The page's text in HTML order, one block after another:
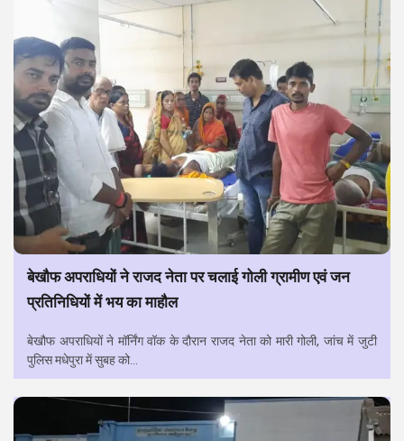
बेखौफ अपराधियों ने राजद नेता पर चलाई गोली ग्रामीण एवं जन
प्रतिनिधियों में भय का माहौल
बेखौफ अपराधियों ने मॉर्निंग वॉक के दौरान राजद नेता को मारी गोली, जांच में जुटी
पुलिस मधेपुरा में सुबह को...